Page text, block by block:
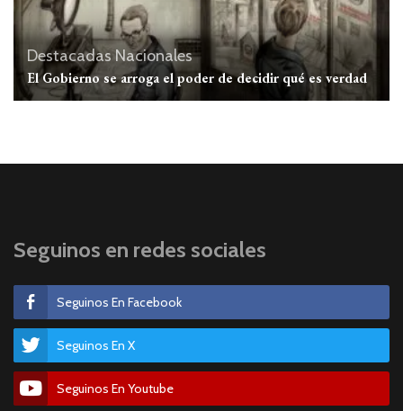
Destacadas Nacionales
El Gobierno se arroga el poder de decidir qué es verdad
Seguinos en redes sociales
Seguinos En Facebook
Seguinos En X
Seguinos En Youtube